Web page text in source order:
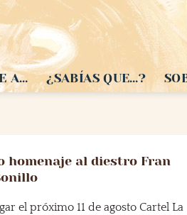
A… ¿SABÍAS QUE…?
homenaje al diestro Fran
el próximo 11 de agosto Cartel La